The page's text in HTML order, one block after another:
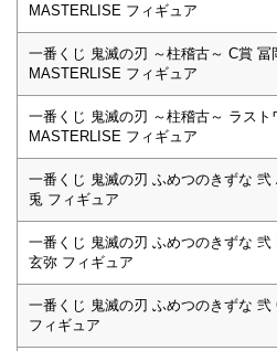
MASTERLISE フィギュア
一番くじ 鬼滅の刃 ～柱稽古～ C賞 冨
MASTERLISE フィギュア
一番くじ 鬼滅の刃 ～柱稽古～ ラスト
MASTERLISE フィギュア
一番くじ 鬼滅の刃 ふめつのきずな
兎 フィギュア
一番くじ 鬼滅の刃 ふめつのきずな 弐
玄弥 フィギュア
一番くじ 鬼滅の刃 ふめつのきずな 弐
フィギュア